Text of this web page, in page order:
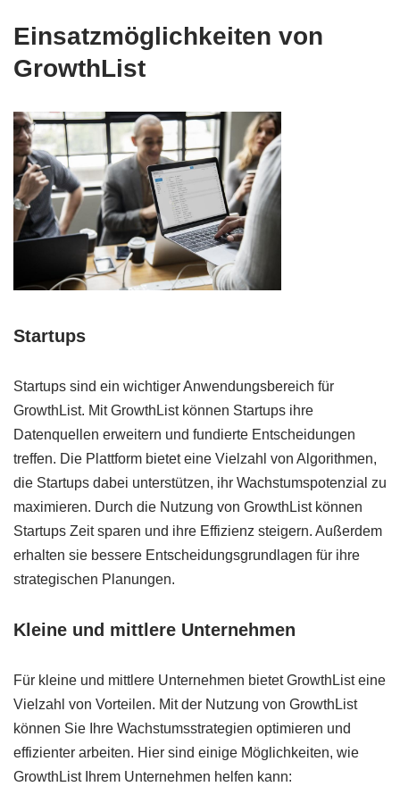
Einsatzmöglichkeiten von
GrowthList
Startups
Startups sind ein wichtiger Anwendungsbereich für
GrowthList. Mit GrowthList können Startups ihre
Datenquellen erweitern und fundierte Entscheidungen
treffen. Die Plattform bietet eine Vielzahl von Algorithmen,
die Startups dabei unterstützen, ihr Wachstumspotenzial zu
maximieren. Durch die Nutzung von GrowthList können
Startups Zeit sparen und ihre Effizienz steigern. Außerdem
erhalten sie bessere Entscheidungsgrundlagen für ihre
strategischen Planungen.
Kleine und mittlere Unternehmen
Für kleine und mittlere Unternehmen bietet GrowthList eine
Vielzahl von Vorteilen. Mit der Nutzung von GrowthList
können Sie Ihre Wachstumsstrategien optimieren und
effizienter arbeiten. Hier sind einige Möglichkeiten, wie
GrowthList Ihrem Unternehmen helfen kann: